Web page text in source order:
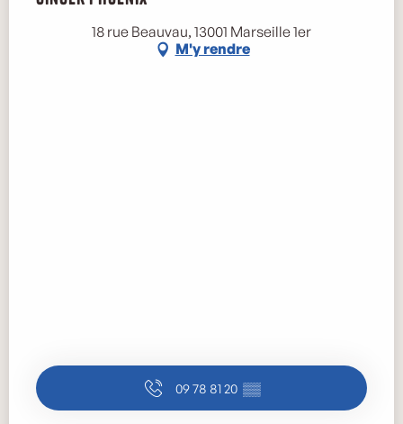
18 rue Beauvau, 13001 Marseille 1er
M'y rendre
09 78 81 20 ▒▒